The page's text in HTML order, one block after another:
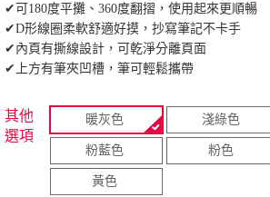
✔可180度平攤、360度翻摺，使用起來更順暢
✔D形線圈柔軟舒適好摸，抄寫筆記不卡手
✔內頁有撕線設計，可乾淨分離頁面
✔上方有筆夾凹槽，筆可輕鬆攜帶
其他
選項
暖灰色 淺綠色
粉藍色 粉色
黃色